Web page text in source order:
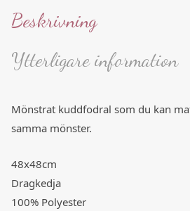
Beskrivning
Ytterligare information
Mönstrat kuddfodral som du kan
samma mönster.
48x48cm
Dragkedja
100% Polyester